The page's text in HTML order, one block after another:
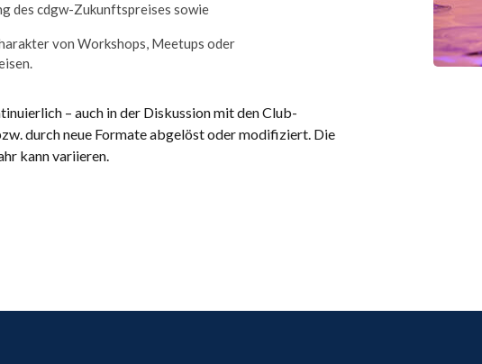
des cdgw-Zukunftspreises sowie
von Workshops, Meetups oder
– auch in der Diskussion mit den Club-
durch neue Formate abgelöst oder modifiziert. Die
kann variieren.